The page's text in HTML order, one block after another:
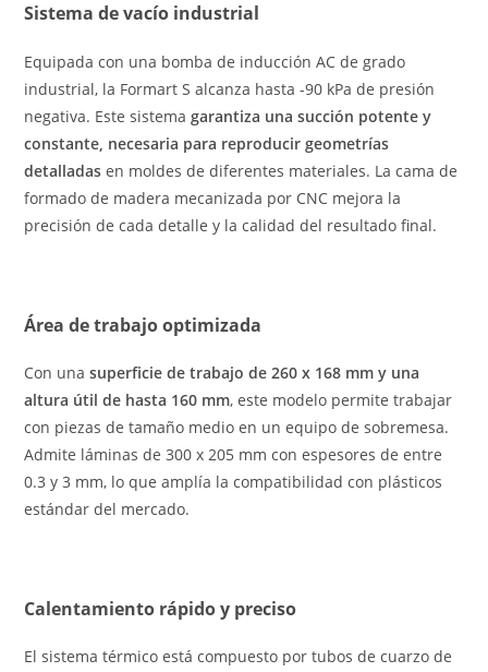
Sistema de vacío industrial
Equipada con una bomba de inducción AC de grado
industrial, la Formart S alcanza hasta -90 kPa de presión
negativa. Este sistemagarantiza una succión potente y
constante, necesaria para reproducir geometrías
detalladas en moldes de diferentes materiales. La cama de
formado de madera mecanizada por CNC mejora la
precisión de cada detalle y la calidad del resultado final.
Área de trabajo optimizada
Con unasuperficie de trabajo de 260 x 168 mm y una
altura útil de hasta 160 mm, este modelo permite trabajar
con piezas de tamaño medio en un equipo de sobremesa.
Admite láminas de 300 x 205 mm con espesores de entre
0.3 y 3 mm, lo que amplía la compatibilidad con plásticos
estándar del mercado.
Calentamiento rápido y preciso
El sistema térmico está compuesto por tubos de cuarzo de